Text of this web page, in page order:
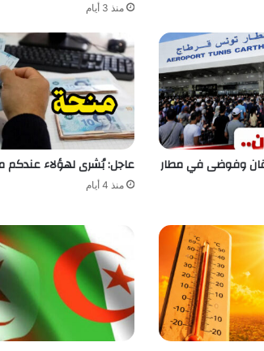
منذ 3 أيام
وفوضى في مطار عاجل: بُشرى لهؤلاء عندكم
منذ 4 أيام